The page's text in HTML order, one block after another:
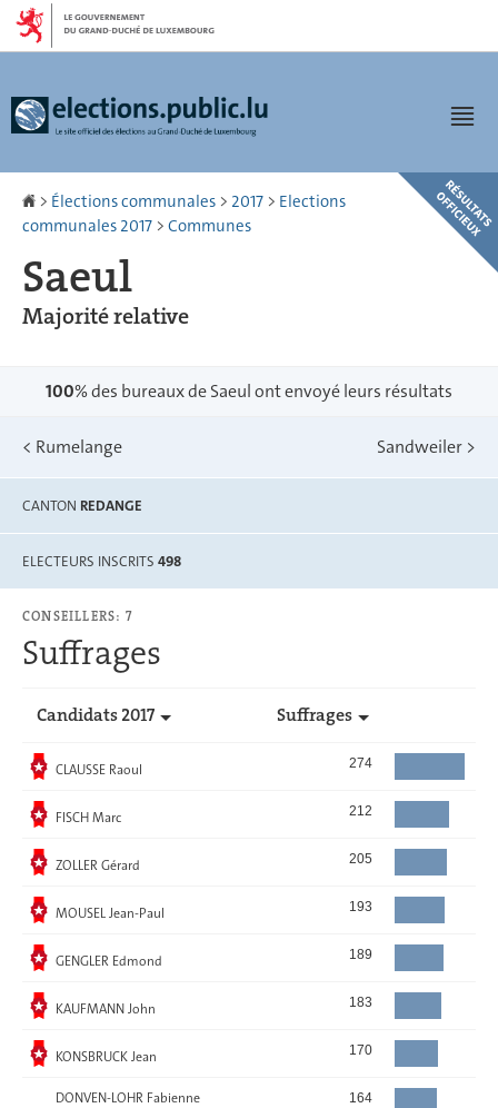
Aller
navigation
Aller
Accueil
> Élections communales > 2017 > Elections
communales 2017 > Communes
Saeul
Majorité relative
100% des bureaux de Saeul ont envoyé leurs résultats
< Rumelange Sandweiler >
CANTON REDANGE
ELECTEURS INSCRITS 498
CONSEILLERS: 7
Suffrages
Candidats 2017 Suffrages
Elu
CLAUSSE Raoul 274
Elu
FISCH Marc 212
Elu
ZOLLER Gérard 205
Elu
MOUSEL Jean-Paul 193
Elu
GENGLER Edmond 189
Elu
KAUFMANN John 183
Elu
KONSBRUCK Jean 170
DONVEN-LOHR Fabienne 164